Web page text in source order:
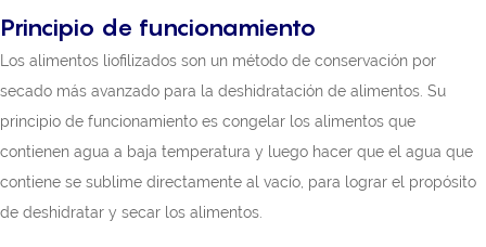
Principio de funcionamiento
Los alimentos liofilizados son un método de conservación por
secado más avanzado para la deshidratación de alimentos. Su
principio de funcionamiento es congelar los alimentos que
contienen agua a baja temperatura y luego hacer que el agua que
contiene se sublime directamente al vacío, para lograr el propósito
de deshidratar y secar los alimentos.